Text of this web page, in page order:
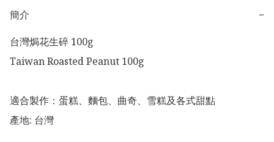
簡介
−
台灣焗花生碎 100g
Taiwan Roasted Peanut 100g
適合製作：蛋糕、麵包、曲奇、雪糕及各式甜點
產地: 台灣